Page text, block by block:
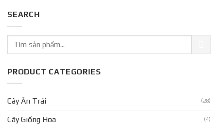
SEARCH
PRODUCT CATEGORIES
Cây Ăn Trái (28)
Cây Giống Hoa (4)